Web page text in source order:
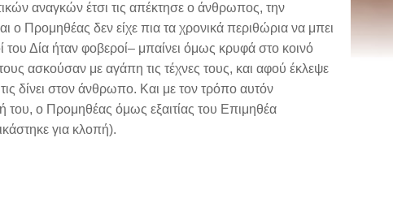
αναγκών έτσι τις απέκτησε ο άνθρωπος, την
ο Προμηθέας δεν είχε πια τα χρονικά περιθώρια να μπει
του Δία ήταν φοβεροί– μπαίνει όμως κρυφά στο κοινό
ασκούσαν με αγάπη τις τέχνες τους, και αφού έκλεψε
δίνει στον άνθρωπο. Και με τον τρόπο αυτόν
του, ο Προμηθέας όμως εξαιτίας του Επιμηθέα
για κλοπή).